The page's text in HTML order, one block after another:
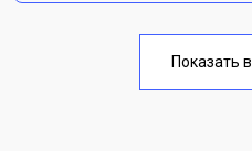
Показать